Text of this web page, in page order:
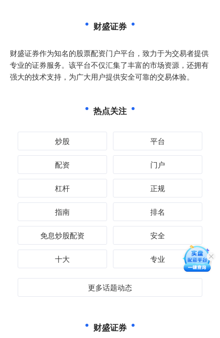
财盛证券
财盛证券作为知名的股票配资门户平台，致力于为交易者提供
专业的证券服务。该平台不仅汇集了丰富的市场资源，还拥有
强大的技术支持，为广大用户提供安全可靠的交易体验。
热点关注
炒股 平台
配资 门户
杠杆 正规
指南 排名
免息炒股配资 安全
十大 专业
更多话题动态
财盛证券